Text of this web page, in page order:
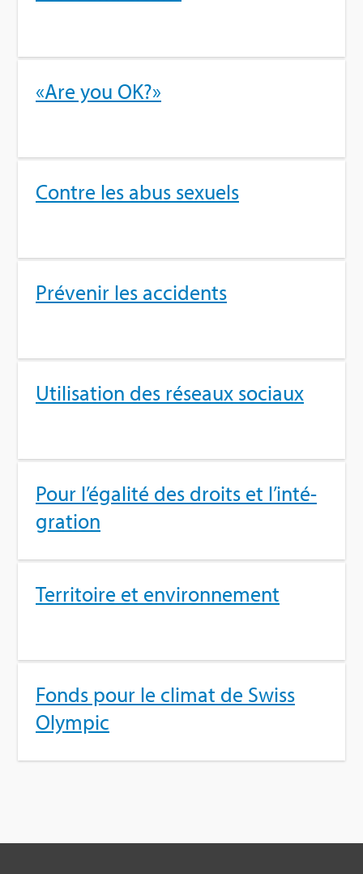
«Are you OK?»
Contre les abus sexuels
Pré­ve­nir les acci­dents
Uti­li­sa­tion des réseaux sociaux
Pour l’éga­lité des droits et l’in­té­
gra­tion
Ter­ri­toire et envi­ron­ne­ment
Fonds pour le cli­mat de Swiss
Olym­pic